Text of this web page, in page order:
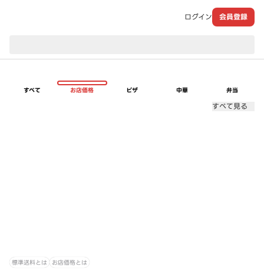
ログイン 会員登録
すべて お店価格 ピザ 中華 弁当
すべて見る
標準送料とは お店価格とは